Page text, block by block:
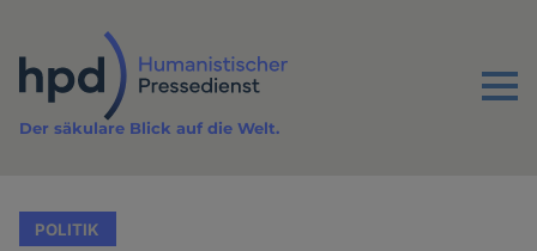
Inhalt
Menu
Der säkulare Blick auf die Welt.
POLITIK